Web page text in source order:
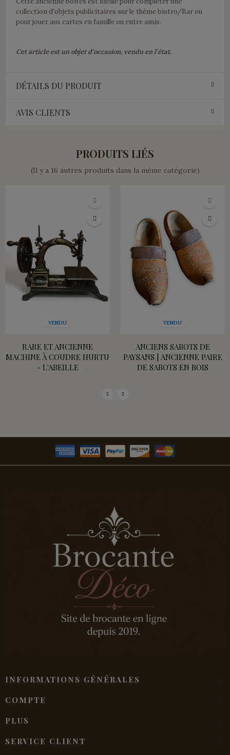
collection d'objets publicitaires sur le thème bistro/Bar ou
pour jouer aux cartes en famille ou entre amis.
Cet article est un objet d'occasion, vendu en l'état.
DÉTAILS DU PRODUIT
AVIS CLIENTS
PRODUITS LIÉS
(Il y a 16 autres produits dans la même catégorie)
VENDU
RARE ET ANCIENNE
MACHINE À COUDRE HURTU
- L'ABEILLE
VENDU
ANCIENS SABOTS DE
PAYSANS | ANCIENNE PAIRE
DE SABOTS EN BOIS
INFORMATIONS GÉNÉRALES
COMPTE
PLUS
SERVICE CLIENT